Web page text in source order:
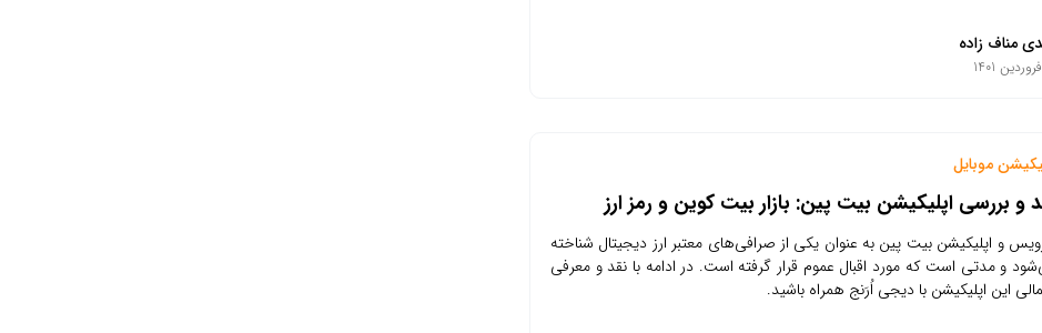
مناف زاده
موبایل
و بررسی اپلیکیشن بیت پین: بازار بیت کوین و رمز ارز
و اپلیکیشن بیت پین به عنوان یکی از صرافی‌های معتبر ارز دیجیتال شناخته
و مدتی است که مورد اقبال عموم قرار گرفته است. در ادامه با نقد و معرفی
این اپلیکیشن با دیجی اُرَنج همراه باشید.